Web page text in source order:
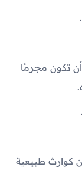
تكون مجرمًا
كوارث طبيعية